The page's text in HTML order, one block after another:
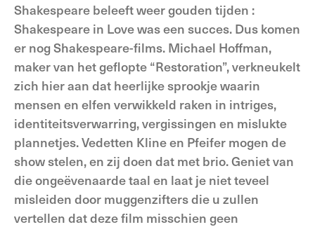
Shakespeare beleeft weer gouden tijden :
Shakespeare in Love was een succes. Dus komen
er nog Shakespeare-films. Michael Hoffman,
maker van het geflopte “Restoration”, verkneukelt
zich hier aan dat heerlijke sprookje waarin
mensen en elfen verwikkeld raken in intriges,
identiteitsverwarring, vergissingen en mislukte
plannetjes. Vedetten Kline en Pfeifer mogen de
show stelen, en zij doen dat met brio. Geniet van
die ongeëvenaarde taal en laat je niet teveel
misleiden door muggenzifters die u zullen
vertellen dat deze film misschien geen